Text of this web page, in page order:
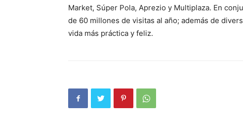
Market, Súper Pola, Aprezio y Multiplaza. En
de 60 millones de visitas al año; además de
vida más práctica y feliz.